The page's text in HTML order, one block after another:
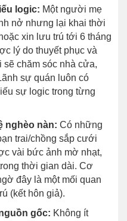
logic: Một người mẹ
nở nhưng lại khai thời
xin lưu trú tới 6 tháng
lý do thuyết phục và
chăm sóc nhà cửa,
sự quán luôn có
sự logic trong từng
nghèo nàn: Có những
trai/chồng sắp cưới
vài bức ảnh mờ nhạt,
thời gian dài. Cơ
đây là một mối quan
(kết hôn giả).
gốc: Không ít